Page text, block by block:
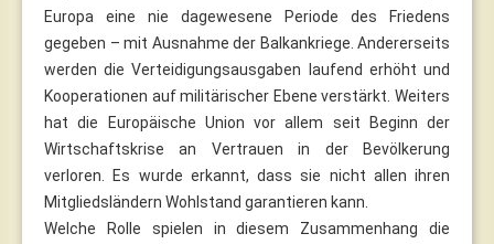
Europa eine nie dagewesene Periode des Friedens
gegeben – mit Ausnahme der Balkankriege. Andererseits
werden die Verteidigungsausgaben laufend erhöht und
Kooperationen auf militärischer Ebene verstärkt. Weiters
hat die Europäische Union vor allem seit Beginn der
Wirtschaftskrise an Vertrauen in der Bevölkerung
verloren. Es wurde erkannt, dass sie nicht allen ihren
Mitgliedsländern Wohlstand garantieren kann.
Welche Rolle spielen in diesem Zusammenhang die